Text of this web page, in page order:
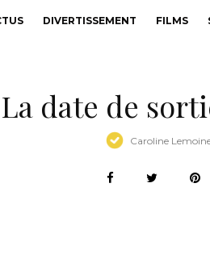
DIVERTISSEMENT FILMS
La date de
Caroline